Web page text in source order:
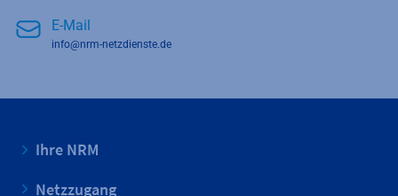
E-Mail
info@nrm-netzdienste.de
Ihre NRM
Netzzugang